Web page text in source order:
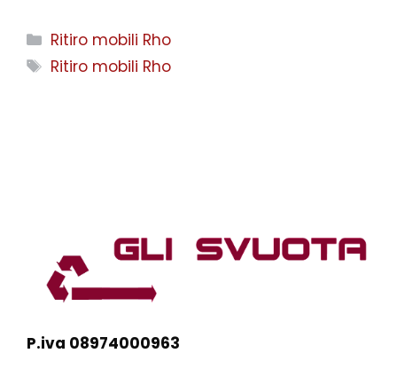
Categorie
Ritiro mobili Rho
Tag
Ritiro mobili Rho
P.iva 08974000963